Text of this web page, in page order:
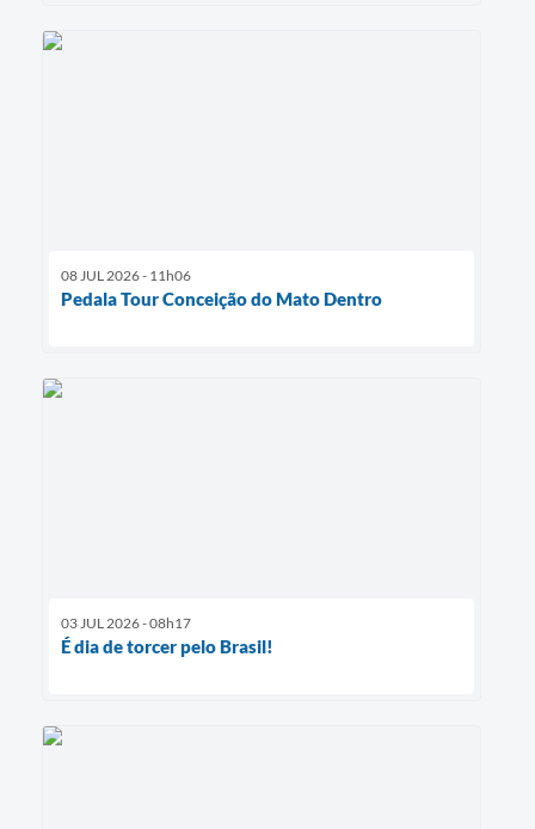
08 JUL 2026 - 11h06
Pedala Tour Conceição do Mato Dentro
03 JUL 2026 - 08h17
É dia de torcer pelo Brasil!